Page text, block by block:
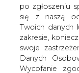
po zgłoszeniu
się z naszą
Twoich danych
zakresie,
swoje
Danych
Wycofanie
"Pierwsza z nich
obrotowego
limitem do 100
kredytu
50 mln zł. Obie
r." - czytamy w